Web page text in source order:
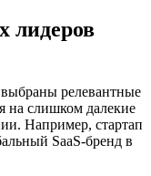
лидеров
выбраны релевантные
на слишком далекие
Например, стартап
SaaS-бренд в